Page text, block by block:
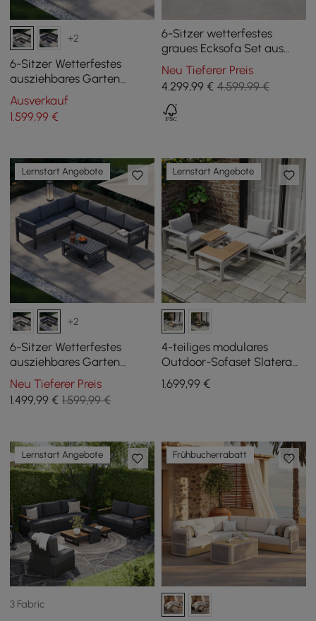
+2
6-Sitzer Wetterfestes
ausziehbares Garten
Ecksofa set Fencura aus
Aluminium & Terrasse
Ausverkauf
1.599,99 €
6-Sitzer wetterfestes
graues Ecksofa Set aus
Aluminium und Teakholz
Neu Tieferer Preis
4.299,99€ 4.599,99 €
Lernstart Angebote
+2
6-Sitzer Wetterfestes
ausziehbares Garten
Ecksofa Set Fencura in
Grau aus Aluminium &
Terrasse
Neu Tieferer Preis
1.499,99 € 1.599,99 €
Lernstart Angebote
4-teiliges modulares
Outdoor-Sofaset Slatera
aus Aluminium und Akazie
für 4 Personen in Hellgrau
1.699,99€
Lernstart Angebote
3 Fabric
Frühbucherrabatt